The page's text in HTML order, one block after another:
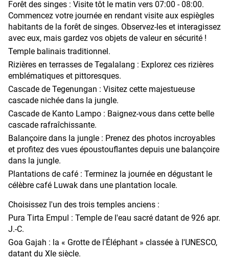
Forêt des singes : Visite tôt le matin vers 07:00 - 08:00.
Commencez votre journée en rendant visite aux espiègles
habitants de la forêt de singes. Observez-les et interagissez
avec eux, mais gardez vos objets de valeur en sécurité !
Temple balinais traditionnel.
Rizières en terrasses de Tegalalang : Explorez ces rizières
emblématiques et pittoresques.
Cascade de Tegenungan : Visitez cette majestueuse
cascade nichée dans la jungle.
Cascade de Kanto Lampo : Baignez-vous dans cette belle
cascade rafraîchissante.
Balançoire dans la jungle : Prenez des photos incroyables
et profitez des vues époustouflantes depuis une balançoire
dans la jungle.
Plantations de café : Terminez la journée en dégustant le
célèbre café Luwak dans une plantation locale.
Choisissez l'un des trois temples anciens :
Pura Tirta Empul : Temple de l'eau sacré datant de 926 apr.
J.-C.
Goa Gajah : la « Grotte de l'Éléphant » classée à l'UNESCO,
datant du XIe siècle.